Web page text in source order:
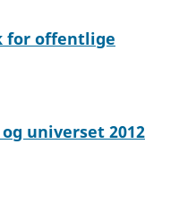
for offentlige
universet 2012